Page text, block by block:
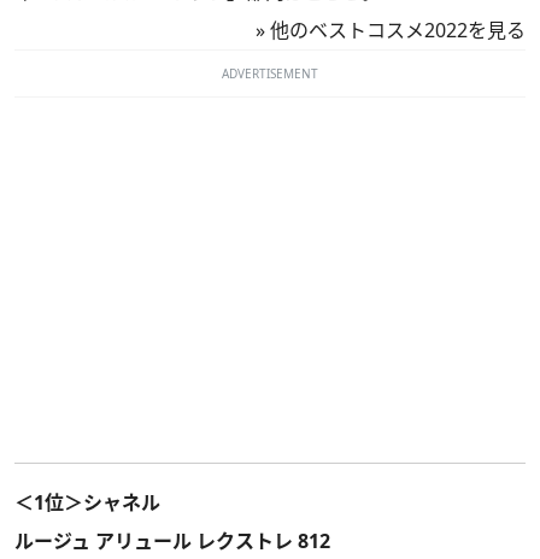
»他のベストコスメ2022を見る
ADVERTISEMENT
＜1位＞シャネル
ルージュ アリュール レクストレ 812